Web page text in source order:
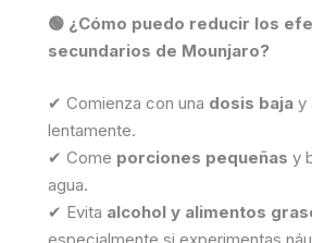
🟢 ¿Cómo puedo reducir los
secundarios de Mounjaro?
✔ Comienza con una dosis baja y
lentamente.
✔ Come porciones pequeñas y
agua.
✔ Evita alcohol y alimentos